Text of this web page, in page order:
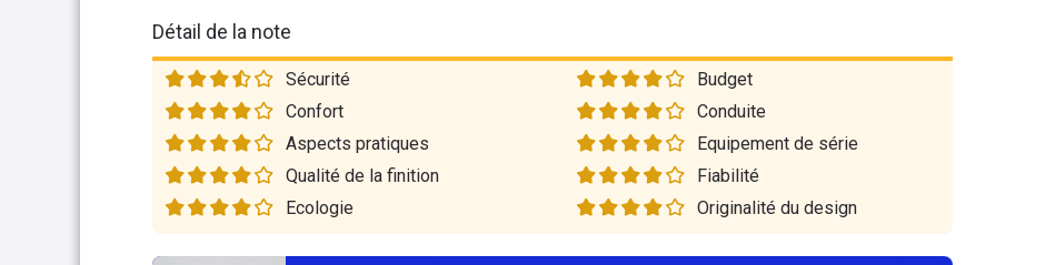
Détail de la note
Sécurité
Budget
Confort
Conduite
Aspects pratiques
Equipement de série
Qualité de la finition
Fiabilité
Ecologie
Originalité du design